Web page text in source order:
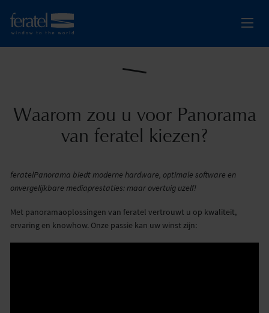
Waarom zou u voor Panorama
van feratel kiezen?
feratelPanorama biedt moderne hardware, optimale software en
onvergelijkbare mediaprestaties: maar overtuig uzelf!
Met panoramaoplossingen van feratel vertrouwt u op kwaliteit,
ervaring en knowhow. Onze passie kan uw winst zijn: